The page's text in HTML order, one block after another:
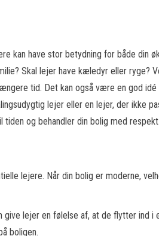
kan have stor betydning for både din
Skal lejer have kæledyr eller ryge?
tid. Det kan også være en god idé
lejer eller en lejer, der ikke
og behandler din bolig med respekt.
lejere. Når din bolig er moderne,
give lejer en følelse af, at de flytter ind i
boligen.